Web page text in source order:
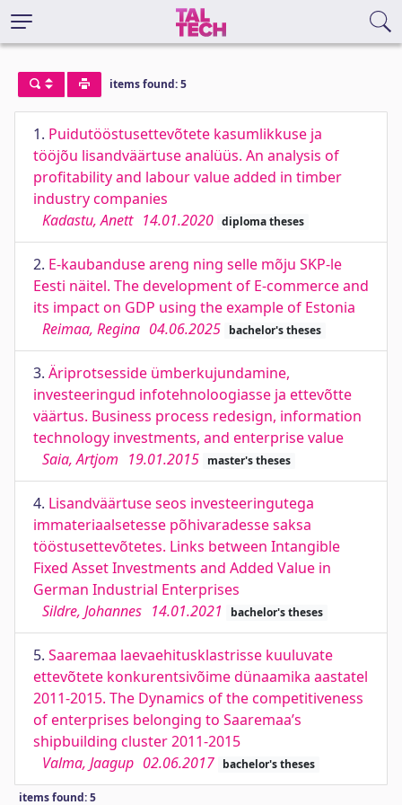
items found: 5
1. Puidutööstusettevõtete kasumlikkuse ja
tööjõu lisandväärtuse analüüs. An analysis of
profitability and labour value added in timber
industry companies
Kadastu, Anett 14.01.2020 diploma theses
2. E-kaubanduse areng ning selle mõju SKP-le
Eesti näitel. The development of E-commerce and
its impact on GDP using the example of Estonia
Reimaa, Regina 04.06.2025 bachelor's theses
3. Äriprotsesside ümberkujundamine,
investeeringud infotehnoloogiasse ja ettevõtte
väärtus. Business process redesign, information
technology investments, and enterprise value
Saia, Artjom 19.01.2015 master's theses
4. Lisandväärtuse seos investeeringutega
immateriaalsetesse põhivaradesse saksa
tööstusettevõtetes. Links between Intangible
Fixed Asset Investments and Added Value in
German Industrial Enterprises
Sildre, Johannes 14.01.2021 bachelor's theses
5. Saaremaa laevaehitusklastrisse kuuluvate
ettevõtete konkurentsivõime dünaamika aastatel
2011-2015. The Dynamics of the competitiveness
of enterprises belonging to Saaremaa’s
shipbuilding cluster 2011-2015
Valma, Jaagup 02.06.2017 bachelor's theses
items found: 5